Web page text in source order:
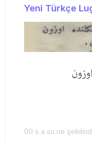
Yeni Türkçe
00 s a su ne